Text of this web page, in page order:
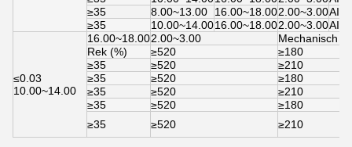
≥35
8.00~13.00 16.00~18.002.00~3.00
≥35
10.00~14.0016.00~18.002.00~3.00
≤0.03
10.00~14.00
16.00~18.002.00~3.00
Mechanisch
Rek (%)
≥520
≥180
≥35
≥520
≥210
≥35
≥520
≥180
≥35
≥520
≥210
≥35
≥520
≥180
≥35
≥520 ≥210